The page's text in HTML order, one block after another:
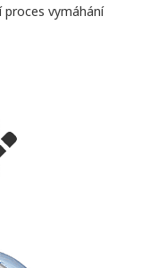
proces vymáhání